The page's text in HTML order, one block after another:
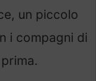
un piccolo
i compagni di